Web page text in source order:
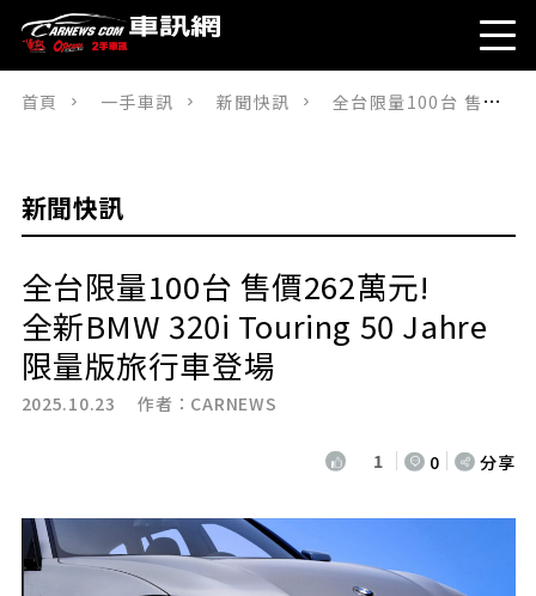
首頁 一手車訊 新聞快訊 全台限量100台 售價262萬元!全新BMW 320i Touring 50 Jahre限量版旅行車登場
新聞快訊
全台限量100台 售價262萬元!
全新BMW 320i Touring 50 Jahre
限量版旅行車登場
2025.10.23 作者： CARNEWS
1 0 分享